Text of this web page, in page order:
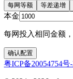
每网等额 等差递增
本金
每网投入相同金额
确认配置
粤ICP备20054754号